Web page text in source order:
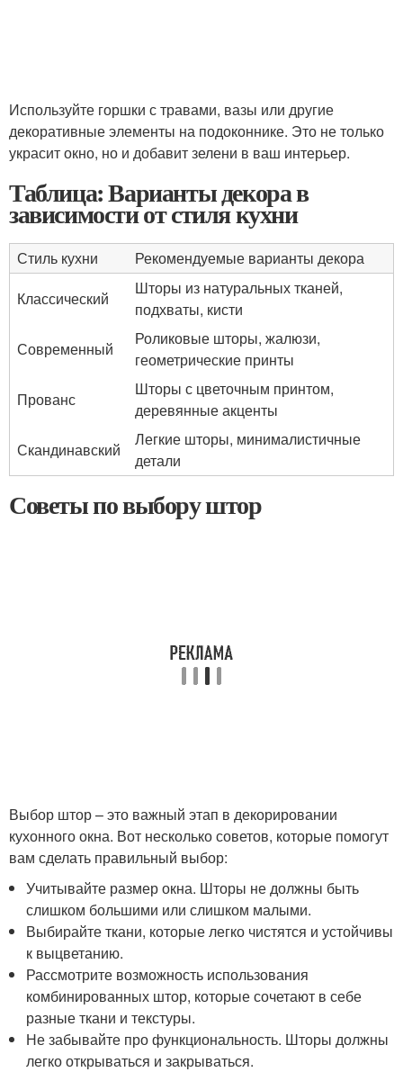
Используйте горшки с травами, вазы или другие
декоративные элементы на подоконнике. Это не только
украсит окно, но и добавит зелени в ваш интерьер.
Таблица: Варианты декора в
зависимости от стиля кухни
Стиль кухни
Рекомендуемые варианты декора
Классический
Шторы из натуральных тканей,
подхваты, кисти
Современный
Роликовые шторы, жалюзи,
геометрические принты
Прованс
Шторы с цветочным принтом,
деревянные акценты
Скандинавский
Легкие шторы, минималистичные
детали
Советы по выбору штор
Выбор штор – это важный этап в декорировании
кухонного окна. Вот несколько советов, которые помогут
вам сделать правильный выбор:
Учитывайте размер окна. Шторы не должны быть
слишком большими или слишком малыми.
Выбирайте ткани, которые легко чистятся и устойчивы
к выцветанию.
Рассмотрите возможность использования
комбинированных штор, которые сочетают в себе
разные ткани и текстуры.
Не забывайте про функциональность. Шторы должны
легко открываться и закрываться.